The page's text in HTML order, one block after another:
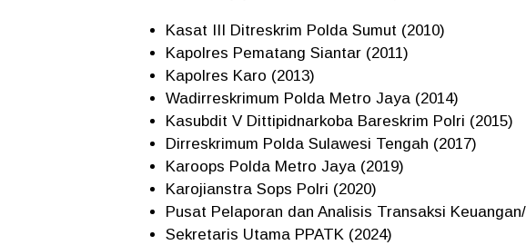
Kasat III Ditreskrim Polda Sumut (2010)
Kapolres Pematang Siantar (2011)
Kapolres Karo (2013)
Wadirreskrimum Polda Metro Jaya (2014)
Kasubdit V Dittipidnarkoba Bareskrim Polri (2015)
Dirreskrimum Polda Sulawesi Tengah (2017)
Karoops Polda Metro Jaya (2019)
Karojianstra Sops Polri (2020)
Pusat Pelaporan dan Analisis Transaksi
Sekretaris Utama PPATK (2024)